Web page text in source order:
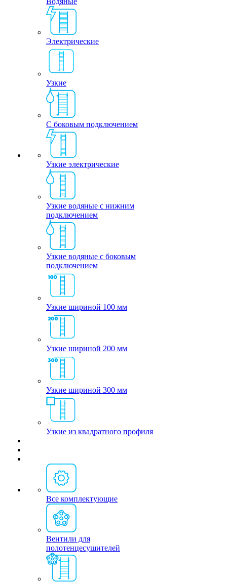
Электрические
Узкие
С боковым подключением
Узкие электрические
Узкие водяные с нижним
подключением
Узкие водяные с боковым
подключением
Узкие шириной 100 мм
Узкие шириной 200 мм
Узкие шириной 300 мм
Узкие из квадратного профиля
Все комплектующие
Вентили для
полотенцесушителей